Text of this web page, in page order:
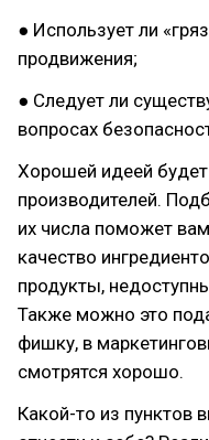
● Использует ли
продвижения;
● Следует ли
вопросах
Хорошей идеей
производителей.
их числа поможет
качество
продукты,
Также можно это
фишку, в
смотрятся хорошо.
Какой-то из пунктов